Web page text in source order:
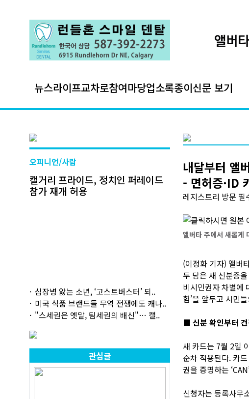
뉴스라이프교차로참여마당업소록종이신문 보기
오피니언/사람
캘거리 프라이드, 정치인 퍼레이드
참가 재개 허용
심장병 앓는 소년, ‘고스트버스터’ 되..
미국 식품 브랜드들 무역 전쟁에도 캐나..
"스세권은 옛말, 팀세권의 배신"… 캘..
관심글
내달부터 앨
- 면허증·ID
레지스트리 방문
앨버타 주에서 새롭게
(이정화 기자) 앨버
두 담은 새 신분증
비시민권자 차별에
험’을 앞두고 시민
■ 신분 확인부터
새 카드는 7월 2일
순차 적용된다. 카
권을 증명하는
신청자는 등록사무